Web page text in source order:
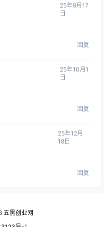
25年9月17
日
回复
25年10月1
日
回复
25年12月
18日
回复
五黑创业网